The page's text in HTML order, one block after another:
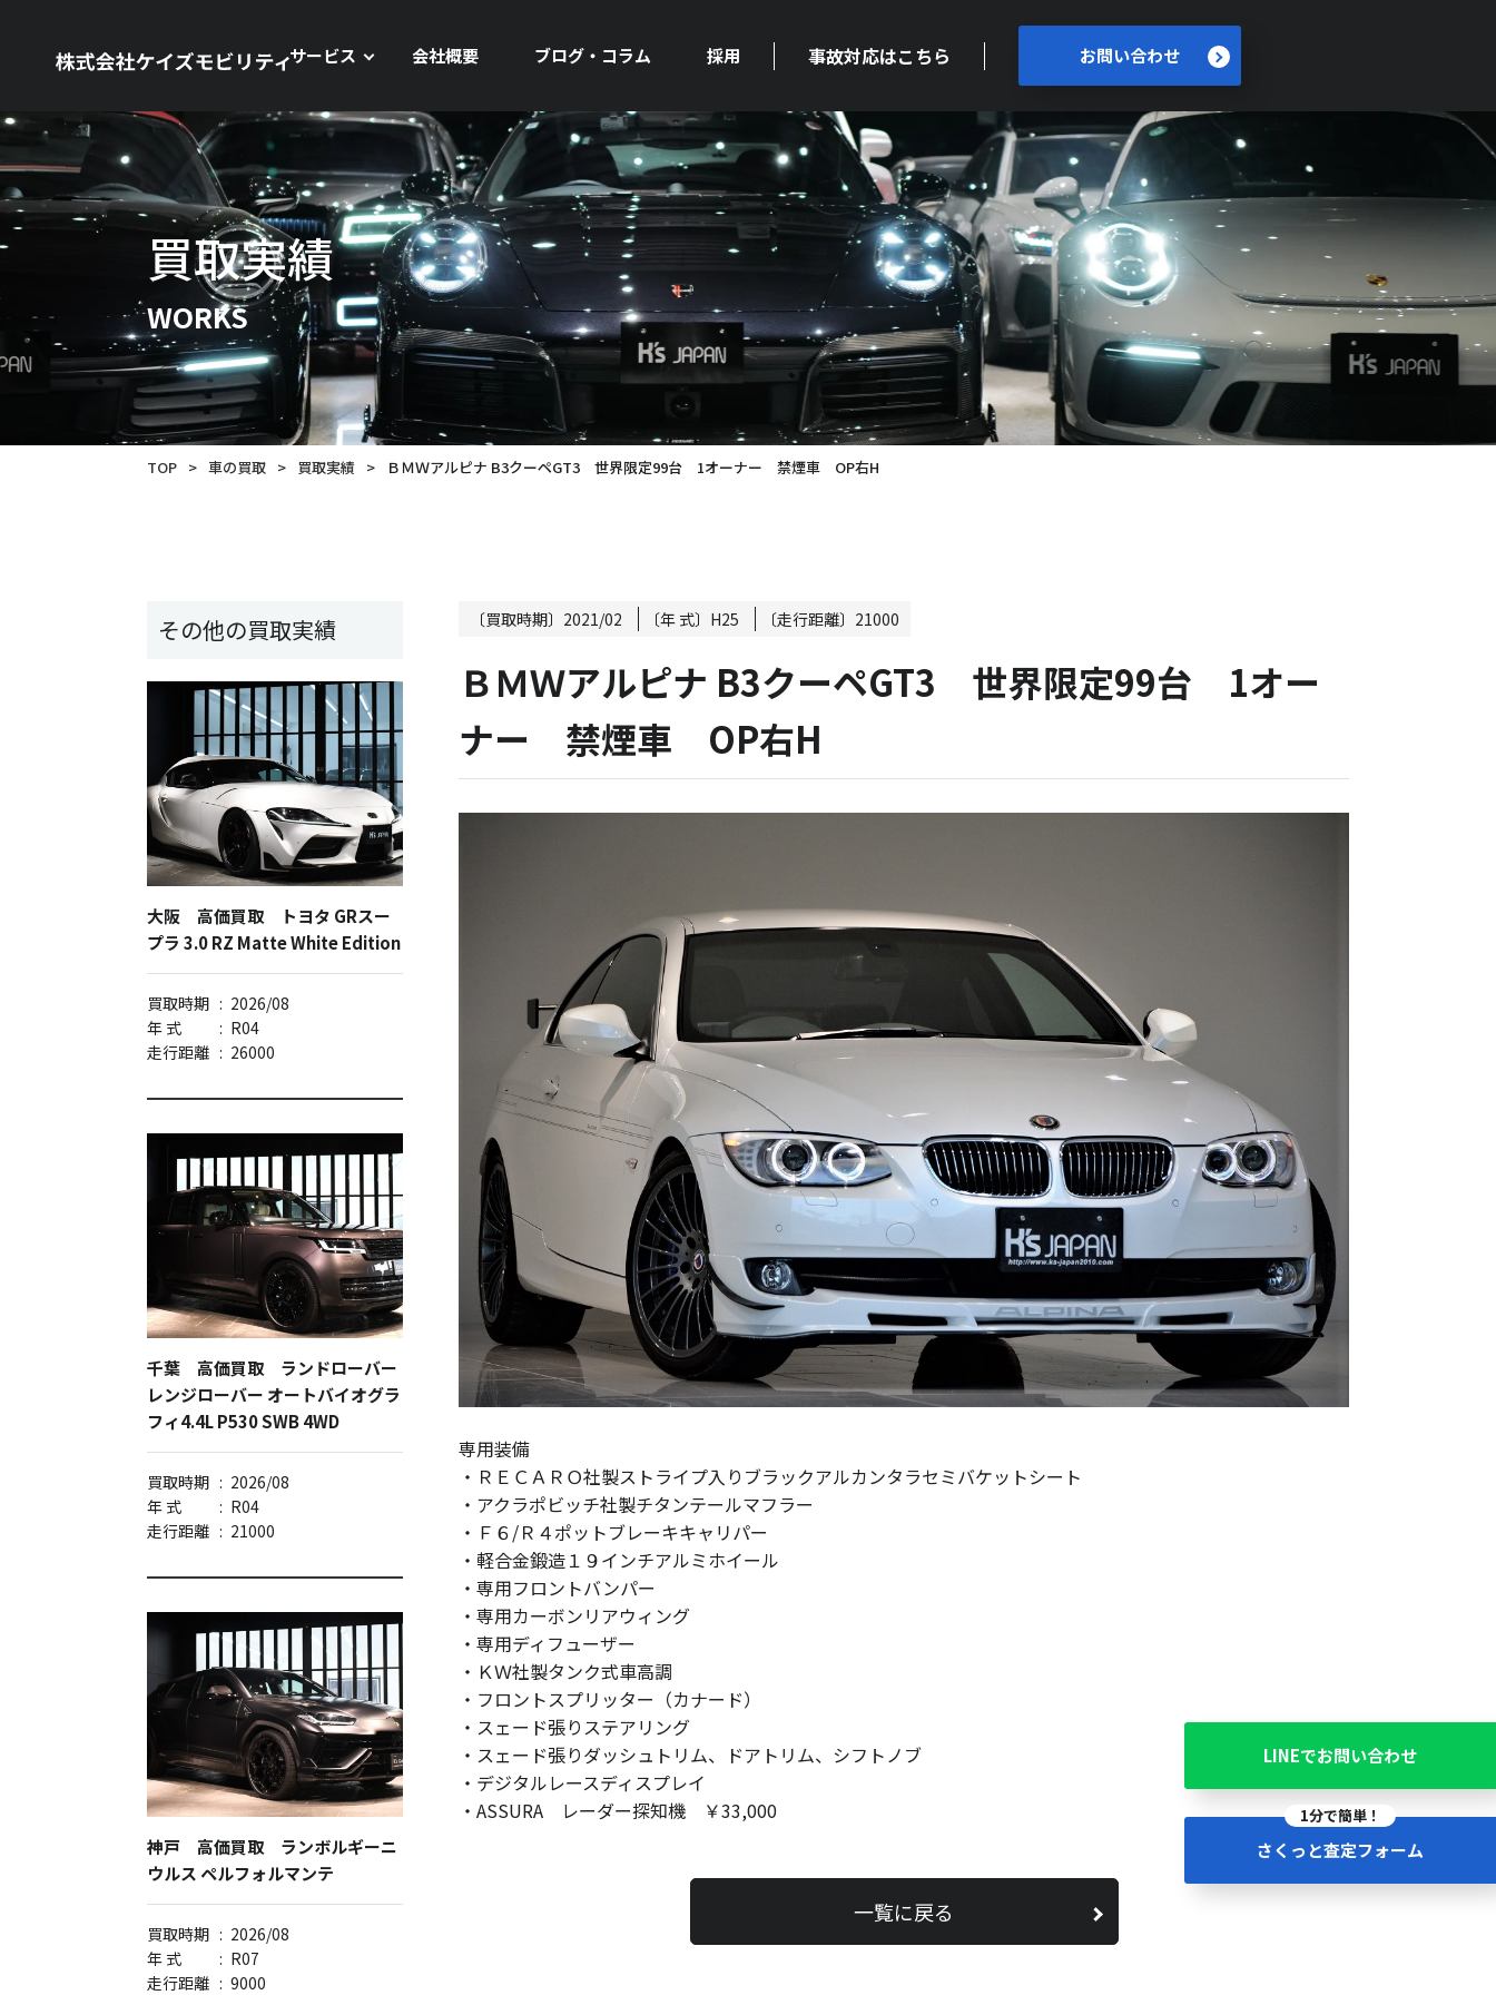
サービス 会社概要 ブログ・コラム 採用 事故対応はこちら お問い合わせ
買取実績
WORKS
TOP > 車の買取 > 買取実績 > ＢＭＷアルピナ B3クーペGT3 世界限定99台 1オーナー 禁煙車 OP右H
LINEでお問い合わせ
1分で簡単！
さくっと査定フォーム
その他の買取実績
大阪 高価買取 トヨタ GRスー
プラ 3.0 RZ Matte White Edition
買取時期 : 2026/08
年 式
: R04
走行距離 : 26000
千葉 高価買取 ランドローバー
レンジローバー オートバイオグラ
フィ4.4L P530 SWB 4WD
買取時期 : 2026/08
年 式
: R04
走行距離 : 21000
神戸 高価買取 ランボルギーニ
ウルス ペルフォルマンテ
買取時期 : 2026/08
年 式
: R07
走行距離 : 9000
〔買取時期〕 2021/02 〔年 式〕 H25 〔走行距離〕 21000
ＢＭＷアルピナ B3クーペGT3 世界限定99台 1オー
ナー 禁煙車 OP右H
専用装備
・ＲＥＣＡＲＯ社製ストライプ入りブラックアルカンタラセミバケットシート
・アクラポビッチ社製チタンテールマフラー
・Ｆ６/Ｒ４ポットブレーキキャリパー
・軽合金鍛造１９インチアルミホイール
・専用フロントバンパー
・専用カーボンリアウィング
・専用ディフューザー
・ＫＷ社製タンク式車高調
・フロントスプリッター（カナード）
・スェード張りステアリング
・スェード張りダッシュトリム、ドアトリム、シフトノブ
・デジタルレースディスプレイ
・ASSURA レーダー探知機 ￥33,000
一覧に戻る